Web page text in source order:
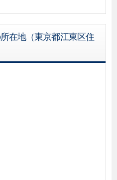
在地（東京都江東区住